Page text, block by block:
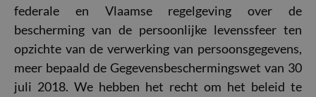
federale en Vlaamse regelgeving over de
bescherming van de persoonlijke levenssfeer ten
opzichte van de verwerking van persoonsgegevens,
meer bepaald de Gegevensbeschermingswet van 30
juli 2018. We hebben het recht om het beleid te